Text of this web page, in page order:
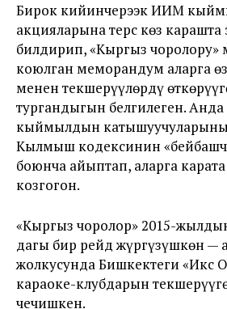
Бирок кийинчерээк ИИМ
акцияларына терс көз
билдирип, «Кыргыз чоролору»
коюлган меморандум аларга
менен текшерүүлөрдү
тургандыгын белгилеген.
кыймылдын
Кылмыш кодексинин
боюнча айыптап, аларга
козгогон.
«Кыргыз чоролор» 2015-
дагы бир рейд жүргүзүшкөн —
жолкусунда Бишкектеги «Икс
караоке-клубдарын
чечишкен.